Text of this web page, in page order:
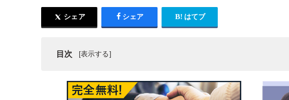
シェア シェア はてブ
目次
株価算定方法の種類